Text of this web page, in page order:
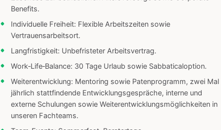
Benefits.
Individuelle Freiheit: Flexible Arbeitszeiten sowie
Vertrauensarbeitsort.
Langfristigkeit: Unbefristeter Arbeitsvertrag.
Work‑Life‑Balance: 30 Tage Urlaub sowie Sabbaticaloption.
Weiterentwicklung: Mentoring sowie Patenprogramm, zwei Mal
jährlich stattfindende Entwicklungsgespräche, interne und
externe Schulungen sowie Weiterentwicklungsmöglichkeiten in
unseren Fachteams.